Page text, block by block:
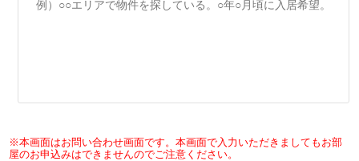
※本画面はお問い合わせ画面です。本画面で入力いただきましてもお部
屋のお申込みはできませんのでご注意ください。